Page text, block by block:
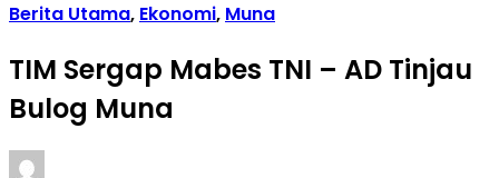
Berita Utama, Ekonomi, Muna
TIM Sergap Mabes TNI – AD Tinjau
Bulog Muna